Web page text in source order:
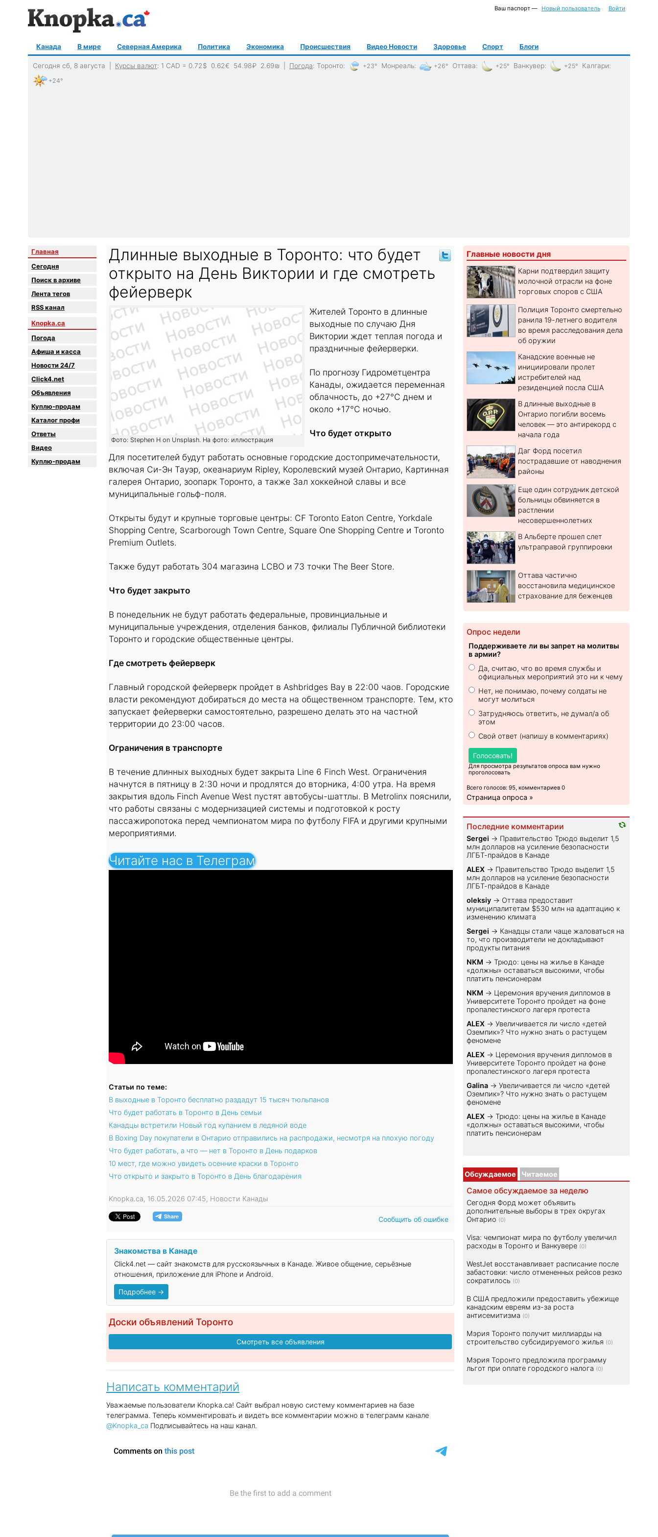
Ваш паспорт — Новый пользователь Войти
Канада В мире Северная Америка Политика Экономика Происшествия Видео Новости Здоровье Спорт Блоги
Сегодня сб, 8 августа | Курсы валют: 1 CAD = 0.72$ 0.62€ 54.98₽ 2.69₪ Погода: Торонто: +23° Монреаль: +26° Оттава: +25° Ванкувер: +25° Калгари:
+24°
Главная
Сегодня
Поиск в архиве
Лента тегов
RSS канал
Knopka.ca
Погода
Афиша и касса
Новости 24/7
Click4.net
Объявления
Куплю-продам
Каталог профи
Oтветы
Видео
Куплю-продам
Длинные выходные в Торонто: что будет
открыто на День Виктории и где смотреть
фейерверк
Фото: Stephen H on Unsplash. На фото: иллюстрация
Жителей Торонто в длинные
выходные по случаю Дня
Виктории ждет теплая погода и
праздничные фейерверки.
По прогнозу Гидрометцентра
Канады, ожидается переменная
облачность, до +27°C днем и
около +17°C ночью.
Что будет открыто
Для посетителей будут работать основные городские достопримечательности,
включая Си-Эн Тауэр, океанариум Ripley, Королевский музей Онтарио, Картинная
галерея Онтарио, зоопарк Торонто, а также Зал хоккейной славы и все
муниципальные гольф-поля.
Открыты будут и крупные торговые центры: CF Toronto Eaton Centre, Yorkdale
Shopping Centre, Scarborough Town Centre, Square One Shopping Centre и Toronto
Premium Outlets.
Также будут работать 304 магазина LCBO и 73 точки The Beer Store.
Что будет закрыто
В понедельник не будут работать федеральные, провинциальные и
муниципальные учреждения, отделения банков, филиалы Публичной библиотеки
Торонто и городские общественные центры.
Где смотреть фейерверк
Главный городской фейерверк пройдет в Ashbridges Bay в 22:00 чаов. Городские
власти рекомендуют добираться до места на общественном транспорте. Тем, кто
запускает фейерверки самостоятельно, разрешено делать это на частной
территории до 23:00 часов.
Ограничения в транспорте
В течение длинных выходных будет закрыта Line 6 Finch West. Ограничения
начнутся в пятницу в 2:30 ночи и продлятся до вторника, 4:00 утра. На время
закрытия вдоль Finch Avenue West пустят автобусы-шаттлы. В Metrolinx пояснили,
что работы связаны с модернизацией системы и подготовкой к росту
пассажиропотока перед чемпионатом мира по футболу FIFA и другими крупными
мероприятиями.
Читайте нас в Телеграм
Статьи по теме:
В выходные в Торонто бесплатно раздадут 15 тысяч тюльпанов
Что будет работать в Торонто в День семьи
Канадцы встретили Новый год купанием в ледяной воде
В Boxing Day покупатели в Онтарио отправились на распродажи, несмотря на плохую погоду
Что будет работать, а что — нет в Торонто в День подарков
10 мест, где можно увидеть осенние краски в Торонто
Что открыто и закрыто в Торонто в День благодарения
Knopka.ca, 16.05.2026 07:45, Новости Канады
Сообщить об ошибке
Знакомства в Канаде
Click4.net — сайт знакомств для русскоязычных в Канаде. Живое общение, серьёзные
отношения, приложение для iPhone и Android.
Подробнее →
Доски объявлений Торонто
Смотреть все объявления
Написать комментарий
Уважаемые пользователи Knopka.ca! Сайт выбрал новую систему комментариев на базе
телеграмма. Теперь комментировать и видеть все комментарии можно в телеграмм канале
@Knopka_ca Подписывайтесь на наш канал.
Главные новости дня
Карни подтвердил защиту
молочной отрасли на фоне
торговых споров с США
Полиция Торонто смертельно
ранила 19-летнего водителя
во время расследования дела
об оружии
Канадские военные не
инициировали пролет
истребителей над
резиденцией посла США
В длинные выходные в
Онтарио погибли восемь
человек — это антирекорд с
начала года
Даг Форд посетил
пострадавшие от наводнения
районы
Еще один сотрудник детской
больницы обвиняется в
растлении
несовершеннолетних
В Альберте прошел слет
ультраправой группировки
Оттава частично
восстановила медицинское
страхование для беженцев
Опрос недели
Поддерживаете ли вы запрет на молитвы
в армии?
Да, считаю, что во время службы и
официальных мероприятий это ни к чему
Нет, не понимаю, почему солдаты не
могут молиться
Затрудняюсь ответить, не думал/а об
этом
Свой ответ (напишу в комментариях)
Голосовать!
Для просмотра результатов опроса вам нужно
проголосовать
Всего голосов: 95, комментариев 0
Страница опроса »
Последние комментарии
Sеrgei → Правительство Трюдо выделит 1,5
млн долларов на усиление безопасности
ЛГБТ-прайдов в Канаде
ALEX → Правительство Трюдо выделит 1,5
млн долларов на усиление безопасности
ЛГБТ-прайдов в Канаде
oleksiy → Оттава предоставит
муниципалитетам $530 млн на адаптацию к
изменению климата
Sеrgei → Канадцы стали чаще жаловаться на
то, что производители не докладывают
продукты питания
NKM →Трюдо: цены на жилье в Канаде
«должны» оставаться высокими, чтобы
платить пенсионерам
NKM → Церемония вручения дипломов в
Университете Торонто пройдет на фоне
пропалестинского лагеря протеста
ALEX →Увеличивается ли число «детей
Оземпик»? Что нужно знать о растущем
феномене
ALEX → Церемония вручения дипломов в
Университете Торонто пройдет на фоне
пропалестинского лагеря протеста
Galina →Увеличивается ли число «детей
Оземпик»? Что нужно знать о растущем
феномене
ALEX →Трюдо: цены на жилье в Канаде
«должны» оставаться высокими, чтобы
платить пенсионерам
Обсуждаемое Читаемое
Самое обсуждаемое за неделю
Сегодня Форд может объявить
дополнительные выборы в трех округах
Онтарио (0)
Visa: чемпионат мира по футболу увеличил
расходы в Торонто и Ванкувере (0)
WestJet восстанавливает расписание после
забастовки: число отмененных рейсов резко
сократилось (0)
В США предложили предоставить убежище
канадским евреям из-за роста
антисемитизма (0)
Мэрия Торонто получит миллиарды на
строительство субсидируемого жилья (0)
Мэрия Торонто предложила программу
льгот при оплате городского налога (0)